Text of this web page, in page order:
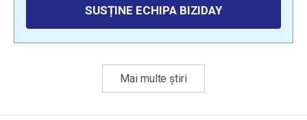
SUSȚINE ECHIPA BIZIDAY
Mai multe știri